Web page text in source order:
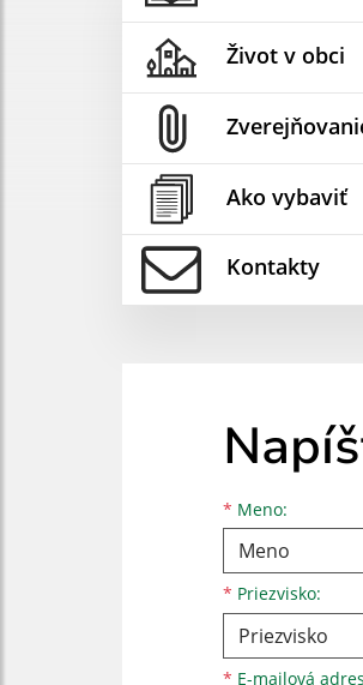
Život v obci
Ako vybaviť
Kontakty
* Meno:
Meno
* Priezvisko:
Priezvisko
* E-mailová
E-mailová adresa